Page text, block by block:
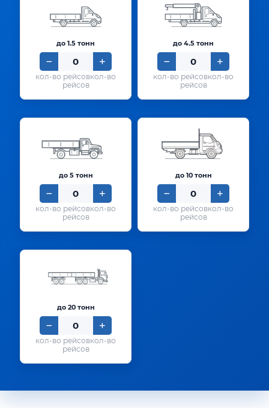
до 1.5 тонн
кол-во
рейсов
до 4.5 тонн
кол-во
рейсов
до 5 тонн
кол-во
рейсов
до 10 тонн
кол-во
рейсов
до 20 тонн
кол-во
рейсов